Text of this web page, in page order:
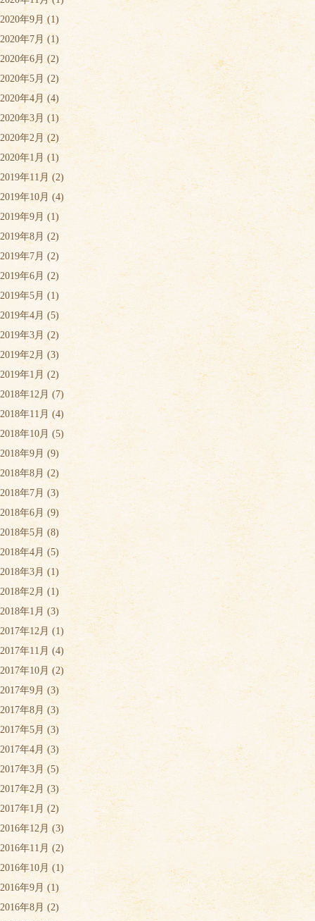
2020年9月 (1)
2020年7月(1)
2020年6月(2)
2020年5月 (2)
2020年4月 (4)
2020年3月 (1)
2020年2月(2)
2020年1月(1)
2019年11月 (2)
2019年10月 (4)
2019年9月 (1)
2019年8月 (2)
2019年7月 (2)
2019年6月 (2)
2019年5月(1)
2019年4月 (5)
2019年3月 (2)
2019年2月 (3)
2019年1月 (2)
2018年12月 (7)
2018年11月 (4)
2018年10月 (5)
2018年9月 (9)
2018年8月 (2)
2018年7月 (3)
2018年6月 (9)
2018年5月 (8)
2018年4月 (5)
2018年3月 (1)
2018年2月 (1)
2018年1月(3)
2017年12月 (1)
2017年11月 (4)
2017年10月 (2)
2017年9月 (3)
2017年8月 (3)
2017年5月 (3)
2017年4月 (3)
2017年3月(5)
2017年2月 (3)
2017年1月 (2)
2016年12月(3)
2016年11月 (2)
2016年10月 (1)
2016年9月 (1)
2016年8月 (2)